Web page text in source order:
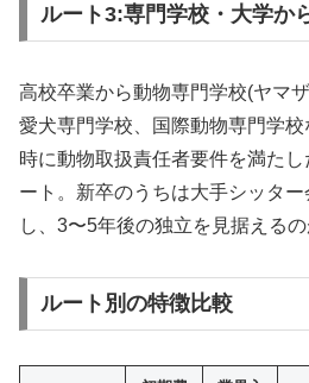
ルート3:専門学校・大学か
高校卒業から動物専門学校(ヤマ
愛犬専門学校、国際動物専門学
時に動物取扱責任者要件を満た
ート。新卒のうちは大手シッタ
し、3〜5年後の独立を見据えるの
ルート別の特徴比較